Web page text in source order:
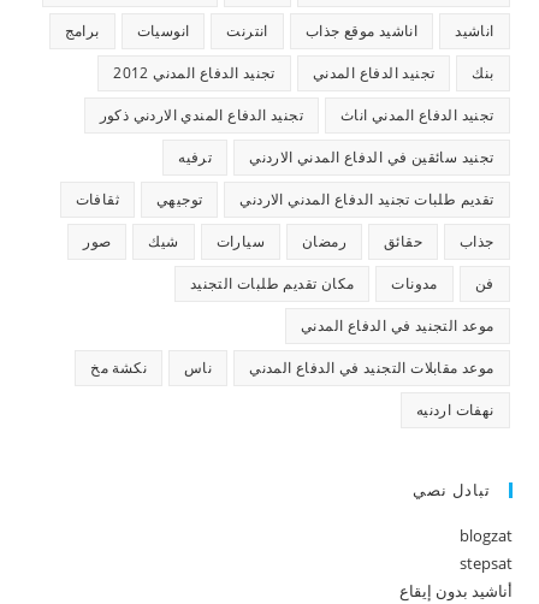
اناشيد اناشيد موقع جذاب انترنت انوسيات برامج
بنك تجنيد الدفاع المدني تجنيد الدفاع المدني 2012
تجنيد الدفاع المدني اناث تجنيد الدفاع المندي الاردني ذكور
تجنيد سائقين في الدفاع المدني الاردني ترفيه
تقديم طلبات تجنيد الدفاع المدني الاردني توجيهي ثقافات
جذاب حقائق رمضان سيارات شيك صور
فن مدونات مكان تقديم طلبات التجنيد
موعد التجنيد في الدفاع المدني
موعد مقابلات التجنيد في الدفاع المدني ناس نكشة مخ
نهفات اردنيه
تبادل نصي
blogzat
stepsat
أناشيد بدون إيقاع